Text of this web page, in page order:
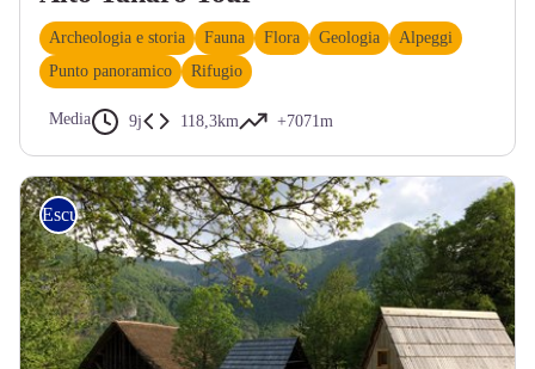
Archeologia e storia Fauna Flora Geologia
Alpeggi
Punto panoramico
Rifugio
Media 9j 118,3km +7071m
Escursionismo